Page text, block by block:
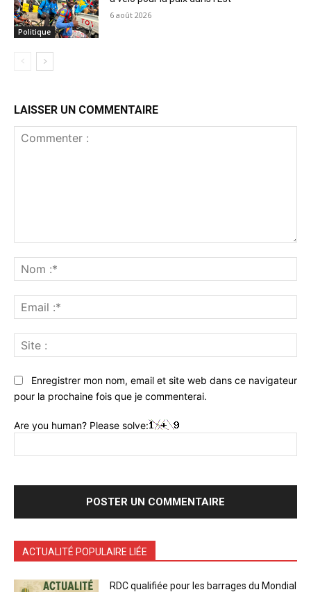
Politique
6 août 2026
LAISSER UN COMMENTAIRE
:*
:*
:
Enregistrer mon nom, email et site web dans ce navigateur
pour la prochaine fois que je commenterai.
Are you human? Please solve:
ACTUALITÉ POPULAIRE LIÉE
RDC qualifiée pour les barrages du Mondial